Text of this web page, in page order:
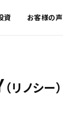
資 お客様の声
（リノシー）